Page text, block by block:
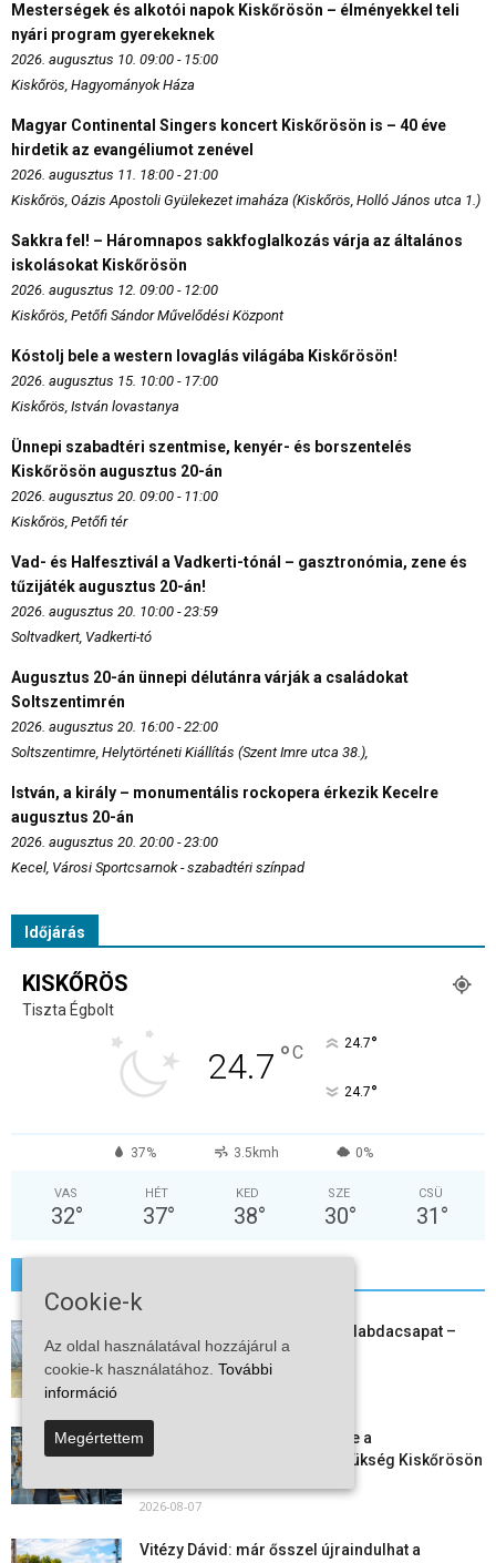
Mesterségek és alkotói napok Kiskőrösön – élményekkel teli
nyári program gyerekeknek
2026. augusztus 10. 09:00 - 15:00
Kiskőrös, Hagyományok Háza
Magyar Continental Singers koncert Kiskőrösön is – 40 éve
hirdetik az evangéliumot zenével
2026. augusztus 11. 18:00 - 21:00
Kiskőrös, Oázis Apostoli Gyülekezet imaháza (Kiskőrös, Holló János utca 1.)
Sakkra fel! – Háromnapos sakkfoglalkozás várja az általános
iskolásokat Kiskőrösön
2026. augusztus 12. 09:00 - 12:00
Kiskőrös, Petőfi Sándor Művelődési Központ
Kóstolj bele a western lovaglás világába Kiskőrösön!
2026. augusztus 15. 10:00 - 17:00
Kiskőrös, István lovastanya
Ünnepi szabadtéri szentmise, kenyér- és borszentelés
Kiskőrösön augusztus 20-án
2026. augusztus 20. 09:00 - 11:00
Kiskőrös, Petőfi tér
Vad- és Halfesztivál a Vadkerti-tónál – gasztronómia, zene és
tűzijáték augusztus 20-án!
2026. augusztus 20. 10:00 - 23:59
Soltvadkert, Vadkerti-tó
Augusztus 20-án ünnepi délutánra várják a családokat
Soltszentimrén
2026. augusztus 20. 16:00 - 22:00
Soltszentimre, Helytörténeti Kiállítás (Szent Imre utca 38.),
István, a király – monumentális rockopera érkezik Kecelre
augusztus 20-án
2026. augusztus 20. 20:00 - 23:00
Kecel, Városi Sportcsarnok - szabadtéri színpad
Időjárás
KISKŐRÖS
Tiszta Égbolt
24.7 °C 24.7°
24.7°
37% 3.5kmh 0%
VAS
32°
HÉT
37°
KED
38°
SZE
30°
CSÜ
31 °
Megszűnt a kiskőrösi női kézilabdacsapat –
egy korszak ért véget
2026-08-08
Aktuális állásajánlatok: ezekre a
munkavállalókra van most szükség Kiskőrösön
2026-08-07
Vitézy Dávid: már ősszel újraindulhat a
Cookie-k
Az oldal használatával hozzájárul a
cookie-k használatához. További
információ
Megértettem